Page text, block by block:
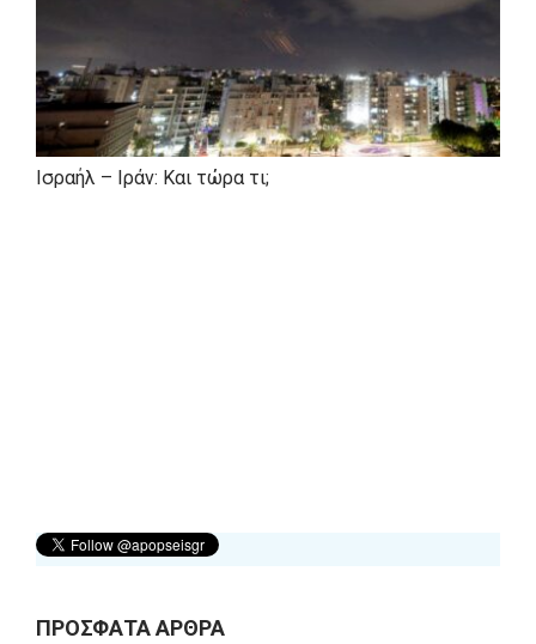
Ισραήλ – Ιράν: Και τώρα τι;
ΠΡΟΣΦΑΤΑ ΑΡΘΡΑ